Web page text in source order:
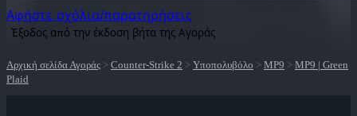
Αφήστε σχόλια/παρατηρήσεις
Έξοδος από την έκδοση βήτα της Αγοράς
Αρχική σελίδα Αγοράς > Counter-Strike 2 > Υποπολυβόλο > MP9 > MP9 | Green
Plaid